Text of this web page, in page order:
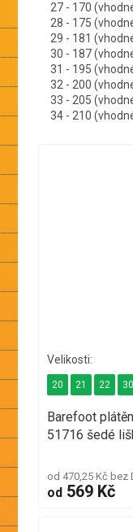
27 - 170
28 - 175
29 - 181
30 - 187
31 - 195
32 - 200
33 - 205
34 - 210
Barefoot
51716 šedé
od 470,25 Kč bez
od 569 Kč
20 21 22 30